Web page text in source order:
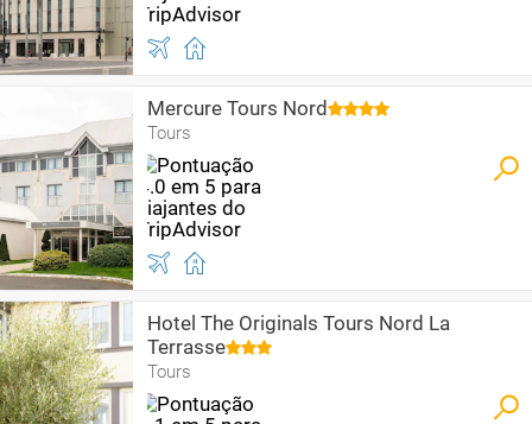
Mercure Tours Nord
Tours
Hotel The Originals Tours Nord La
Terrasse
Tours